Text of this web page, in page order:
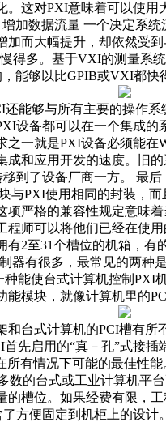
这对PXI意味着可以使
加数据流量 一个决定系
而大幅提升，却依然受
得多。基于VXI的测量系
能够以比GPIB或VXI都快
还能够与所有主要的操作
设备都可以在一个集成
一就是PXI设备必须能
成和应用开发的速度。旧
到了设备厂商一方。 最
与PXI使用相同的封装，
严格的兼容性规定意味
师可以将他们已经在使
2至31个槽位的机箱，
器有很多，最常见的两
能使台式计算机控制PXI
模块，就像计算机里的
和台式计算机的PCI槽有
先启用的“真－孔”式接
所有情况下可能的最佳性
数的台式或工业计算机平
的槽位。如果经费有限，
方便固定到机柜上的设